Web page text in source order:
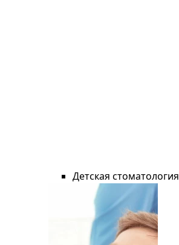
Детская стоматология